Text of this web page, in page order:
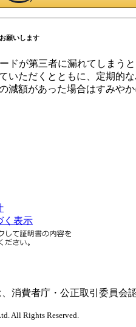
願いします
ドが第三者に漏れてしまう
いただくとともに、定期的
減額があった場合はすみや
く表示
消費者庁・公正取引委員会
All Rights Reserved.